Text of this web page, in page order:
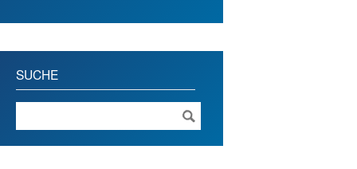
SUCHE